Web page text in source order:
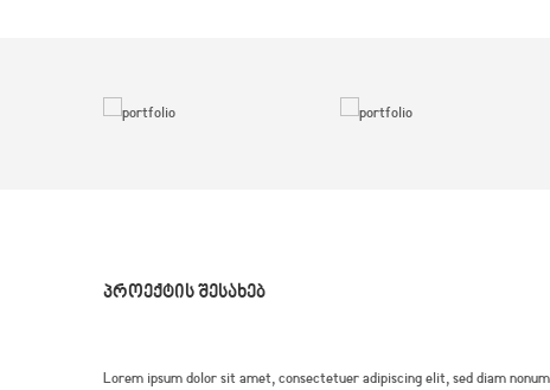
ᲞᲠᲝᲔᲥᲢᲘᲡ ᲨᲔᲡᲐᲮᲔᲑ
Lorem ipsum dolor sit amet, consectetuer adipiscing elit, sed diam